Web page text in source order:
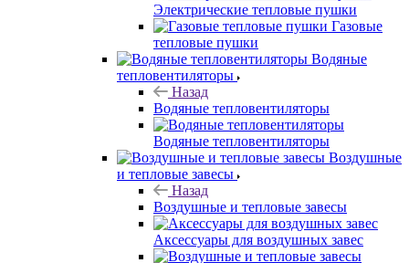
Электрические тепловые пушки
Газовые
тепловые пушки
Водяные
тепловентиляторы
Назад
Водяные тепловентиляторы
Водяные тепловентиляторы
Воздушные
и тепловые завесы
Назад
Воздушные и тепловые завесы
Аксессуары для воздушных завес